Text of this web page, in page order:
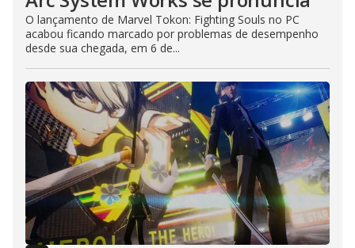
O lançamento de Marvel Tokon: Fighting Souls no PC
acabou ficando marcado por problemas de desempenho
desde sua chegada, em 6 de...